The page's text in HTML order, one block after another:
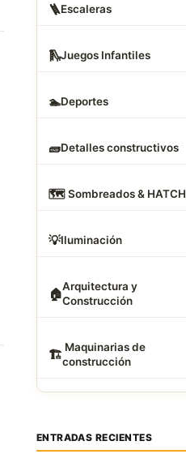
🪜Escaleras
🛝Juegos Infantiles
🏊Deportes
🧱Detalles constructivos
🗺️ Sombreados & HATCH
💡Iluminación
🏠Arquitectura y
Construcción
🏗 ️ Maquinarias de
construcción
ENTRADAS RECIENTES